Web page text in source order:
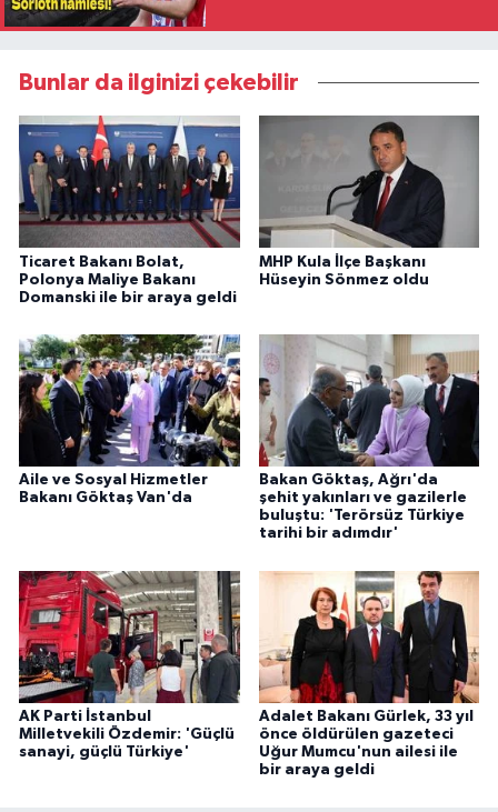
Bunlar da ilginizi çekebilir
Ticaret Bakanı Bolat,
Polonya Maliye Bakanı
Domanski ile bir araya geldi
MHP Kula İlçe Başkanı
Hüseyin Sönmez oldu
Aile ve Sosyal Hizmetler
Bakanı Göktaş Van'da
Bakan Göktaş, Ağrı'da
şehit yakınları ve gazilerle
buluştu: 'Terörsüz Türkiye
tarihi bir adımdır'
AK Parti İstanbul
Milletvekili Özdemir: 'Güçlü
sanayi, güçlü Türkiye'
Adalet Bakanı Gürlek, 33 yıl
önce öldürülen gazeteci
Uğur Mumcu'nun ailesi ile
bir araya geldi